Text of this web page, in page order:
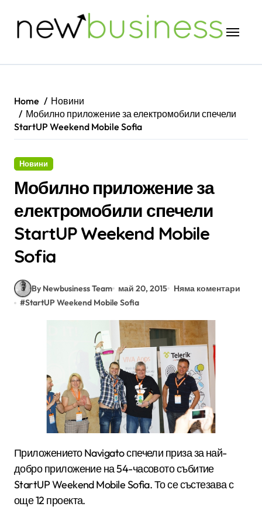
Home
Новини
Мобилно приложение за електромобили спечели
StartUP Weekend Mobile Sofia
Новини
Мобилно приложение за
електромобили спечели
StartUP Weekend Mobile
Sofia
By Newbusiness Team май 20, 2015
Няма коментари
#StartUP Weekend Mobile Sofia
Приложението Navigato спечели приза за най-
добро приложение на 54-часовото събитие
StartUP Weekend Mobile Sofia. То се състезава с
още 12 проекта.